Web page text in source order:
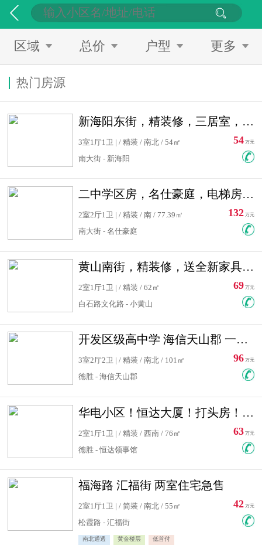
区域 总价 户型 更多
热门房源
新海阳东街，精装修，三居室，南北通透，拎包入住，单价低
3室1厅1卫 | / 精装 / 南北 / 54㎡
南大街 - 新海阳
54 万元
二中学区房，名仕豪庭，电梯房，双南卧室，单价低，急售
2室2厅1卫 | / 精装 / 南 / 77.39㎡
南大街 - 名仕豪庭
132 万元
黄山南街，精装修，送全新家具，看房有钥匙，实用面积大
2室1厅1卫 | / 精装 / 62㎡
白石路文化路 - 小黄山
69 万元
开发区级高中学 海信天山郡 一手合同没有税！ 送车位
3室2厅2卫 | / 精装 / 南北 / 101㎡
德胜 - 海信天山郡
96 万元
华电小区！恒达大厦！打头房！精装修！可低首付！随时看房！
2室1厅1卫 | / 精装 / 西南 / 76㎡
德胜 - 恒达领事馆
63 万元
福海路 汇福街 两室住宅急售
2室1厅1卫 | / 简装 / 南北 / 55㎡
松霞路 - 汇福街
南北通透 黄金楼层 低首付
42 万元